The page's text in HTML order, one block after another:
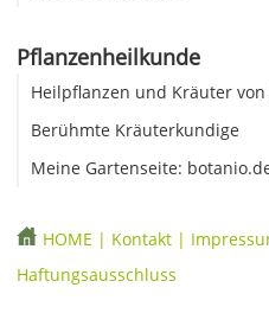
Pflanzenheilkunde
Heilpflanzen und Kräuter von
Berühmte Kräuterkundige
Meine Gartenseite:
HOME | Kontakt |
Haftungsausschluss